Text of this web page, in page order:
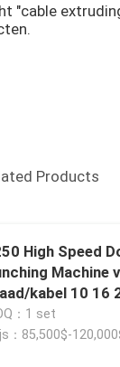
"cable
Products
High Speed
Machine
kabel 10 16
：1 set
：85,500$-